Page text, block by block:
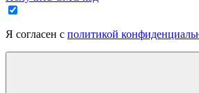
Я согласен с политикой